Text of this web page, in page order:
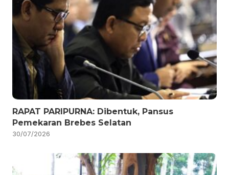
RAPAT PARIPURNA: Dibentuk, Pansus
Pemekaran Brebes Selatan
30/07/2026